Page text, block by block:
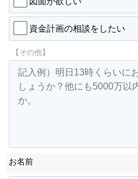
資金計画の相談をしたい
【その他】
お名前